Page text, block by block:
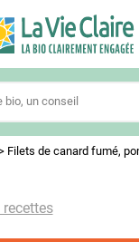
Filets de canard fumé,